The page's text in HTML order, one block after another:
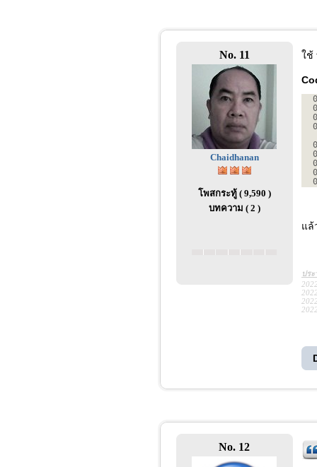
No. 11
Chaidhanan
โพสกระทู้ ( 9,590 )
บทความ ( 2 )
ใช้
แล้
ปร
No. 12